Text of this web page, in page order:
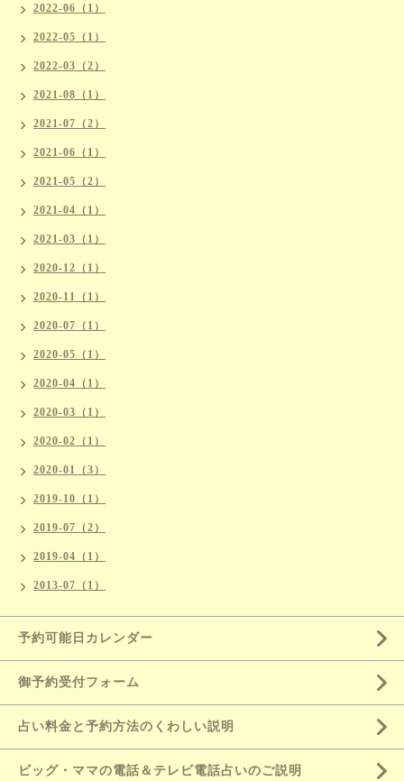
2022-06（1）
2022-05（1）
2022-03（2）
2021-08（1）
2021-07（2）
2021-06（1）
2021-05（2）
2021-04（1）
2021-03（1）
2020-12（1）
2020-11（1）
2020-07（1）
2020-05（1）
2020-04（1）
2020-03（1）
2020-02（1）
2020-01（3）
2019-10（1）
2019-07（2）
2019-04（1）
2013-07（1）
予約可能日カレンダー
御予約受付フォーム
占い料金と予約方法のくわしい説明
ビッグ・ママの電話＆テレビ電話占いのご説明